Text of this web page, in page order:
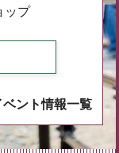
ップ
ベント情報一覧